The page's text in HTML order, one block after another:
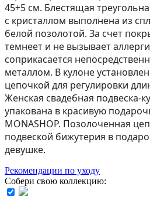
45+5 см. Блестящая
с кристаллом выполнена из
белой позолотой. За счет
темнеет и не вызывает
соприкасается
металлом. В кулоне
цепочкой для регулировки
Женская свадебная подвеска-
упакована в красивую
MONASHOP. Позолоченная
подвеской бижутерия в
девушке.
Рекомендации по уходу
Собери свою коллекцию: